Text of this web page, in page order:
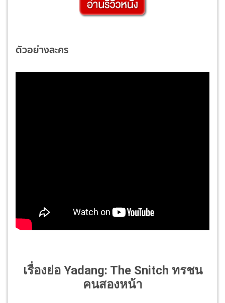
ตัวอย่างละคร
เรื่องย่อ Yadang: The Snitch ทรชน
คนสองหน้า